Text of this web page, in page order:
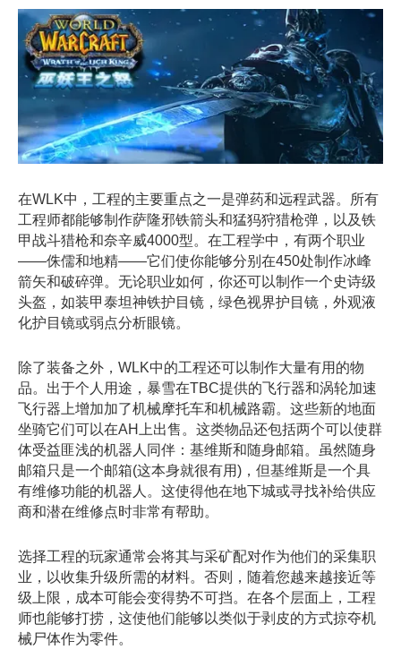
在WLK中，工程的主要重点之一是弹药和远程武器。所有
工程师都能够制作萨隆邪铁箭头和猛犸狩猎枪弹，以及铁
甲战斗猎枪和奈辛威4000型。在工程学中，有两个职业
——侏儒和地精——它们使你能够分别在450处制作冰峰
箭矢和破碎弹。无论职业如何，你还可以制作一个史诗级
头盔，如装甲泰坦神铁护目镜，绿色视界护目镜，外观液
化护目镜或弱点分析眼镜。
除了装备之外，WLK中的工程还可以制作大量有用的物
品。出于个人用途，暴雪在TBC提供的飞行器和涡轮加速
飞行器上增加加了机械摩托车和机械路霸。这些新的地面
坐骑它们可以在AH上出售。这类物品还包括两个可以使群
体受益匪浅的机器人同伴：基维斯和随身邮箱。虽然随身
邮箱只是一个邮箱(这本身就很有用)，但基维斯是一个具
有维修功能的机器人。这使得他在地下城或寻找补给供应
商和潜在维修点时非常有帮助。
选择工程的玩家通常会将其与采矿配对作为他们的采集职
业，以收集升级所需的材料。否则，随着您越来越接近等
级上限，成本可能会变得势不可挡。在各个层面上，工程
师也能够打捞，这使他们能够以类似于剥皮的方式掠夺机
械尸体作为零件。